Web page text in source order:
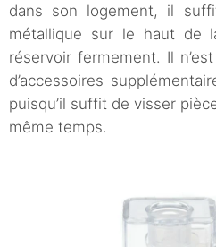
dans son logement, il
métallique sur le haut de
réservoir fermement. Il
d’accessoires
puisqu’il suffit de visser
même temps.